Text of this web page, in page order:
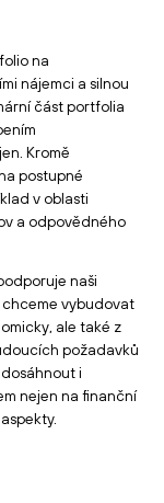
na
nájemci a silnou
část portfolia
Kromě
postupné
v oblasti
a odpovědného
naši
vybudovat
ale také z
požadavků
i
nejen na finanční